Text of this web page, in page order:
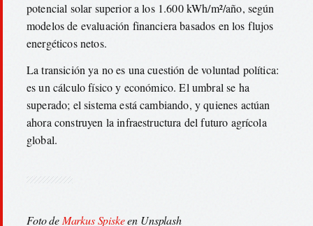
potencial solar superior a los 1.600 kWh/m²/año, según
modelos de evaluación financiera basados en los flujos
energéticos netos.
La transición ya no es una cuestión de voluntad política:
es un cálculo físico y económico. El umbral se ha
superado; el sistema está cambiando, y quienes actúan
ahora construyen la infraestructura del futuro agrícola
global.
Foto de Markus Spiskeen Unsplash